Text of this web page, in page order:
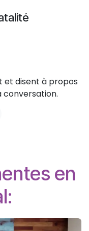
et disent à propos
conversation.
en